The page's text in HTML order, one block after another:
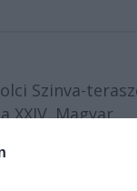
Szinva-
Magyar
a Miskolci